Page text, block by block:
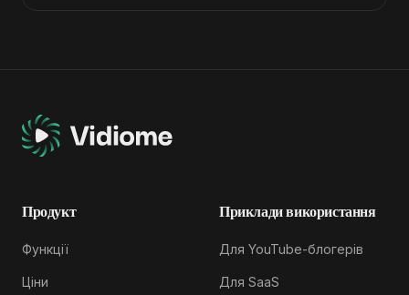
Продукт
Функції
Ціни
Приклади використання
Для YouTube-блогерів
Для SaaS